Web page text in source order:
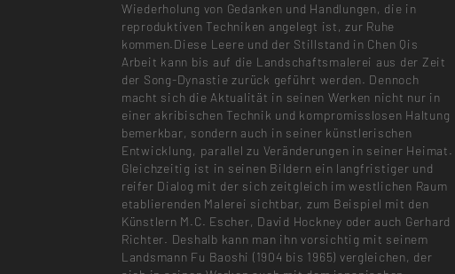
Wiederholung von Gedanken und Handlungen, die in
reproduktiven Techniken angelegt ist, zur Ruhe
kommen.Diese Leere und der Stillstand in Chen Qis
Arbeit kann bis auf die Landschaftsmalerei aus der Zeit
der Song-Dynastie zurück geführt werden. Dennoch
macht sich die Aktualität in seinen Werken nicht nur in
einer akribischen Technik und kompromisslosen Haltung
bemerkbar, sondern auch in seiner künstlerischen
Entwicklung, parallel zu Veränderungen in seiner Heimat.
Gleichzeitig ist in seinen Bildern ein langfristiger und
reifer Dialog mit der sich zeitgleich im westlichen Raum
etablierenden Malerei sichtbar, zum Beispiel mit den
Künstlern M.C. Escher, David Hockney oder auch Gerhard
Richter. Deshalb kann man ihn vorsichtig mit seinem
Landsmann Fu Baoshi (1904 bis 1965) vergleichen, der